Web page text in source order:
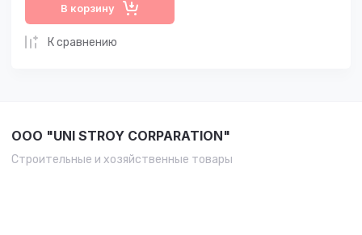
В корзину
К сравнению
OOO "UNI STROY CORPARATION"
Строительные и хозяйственные товары